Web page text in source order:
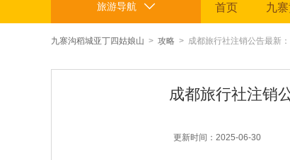
旅游导航 首页 九
九寨沟稻城亚丁四姑娘山 > 攻略 > 成都旅行社注销公告最新
成都旅行社注销
更新时间：2025-06-30